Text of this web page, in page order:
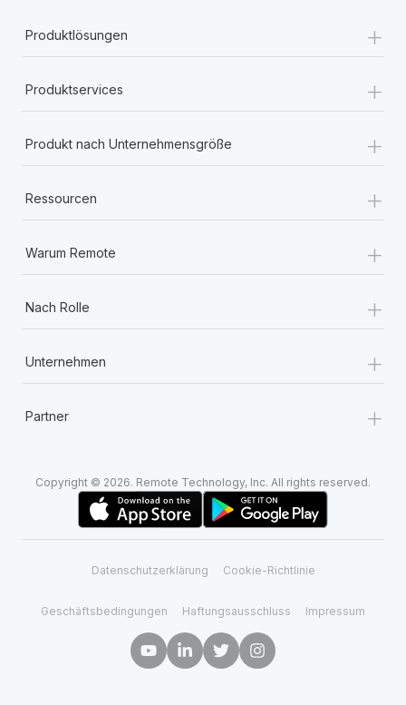
Produktlösungen +
Produktservices +
Produkt nach Unternehmensgröße +
Ressourcen +
Warum Remote +
Nach Rolle +
Unternehmen +
Partner +
Copyright © 2026. Remote Technology, Inc. All rights reserved.
Datenschutzerklärung Cookie-Richtlinie
Geschäftsbedingungen Haftungsausschluss Impressum